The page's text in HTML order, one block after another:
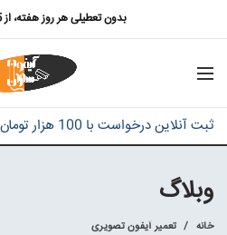
بدون تعطیلی هر روز هفته، از 8.5 صبح تا 9 شب
ثبت آنلاین درخواست با 100 هزار تومان تخفیف
وبلاگ
خانه تعمیر آیفون تصویری